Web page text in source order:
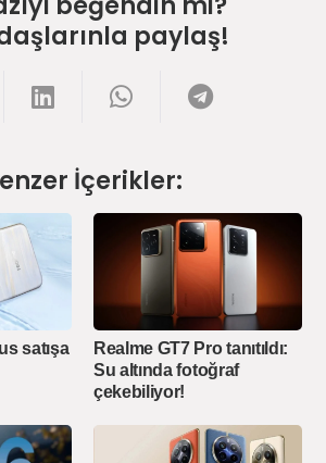
paylaş!
İçerikler:
satışa
Realme GT7 Pro tanıtıldı:
Su altında fotoğraf
çekebiliyor!